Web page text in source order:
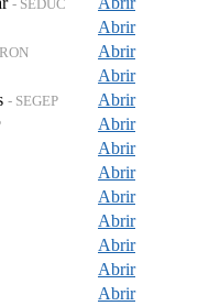
- SEDUC
Abrir
Abrir
Abrir
- SEGEP
Abrir
Abrir
Abrir
Abrir
Abrir
Abrir
Abrir
Abrir
Abrir